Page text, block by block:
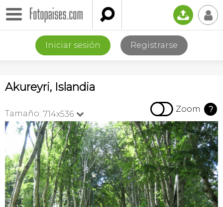
 📤 👤
Iniciar sesión Registrarse
Akureyri, Islandia
Tamaño: 714x536   Zoom ?